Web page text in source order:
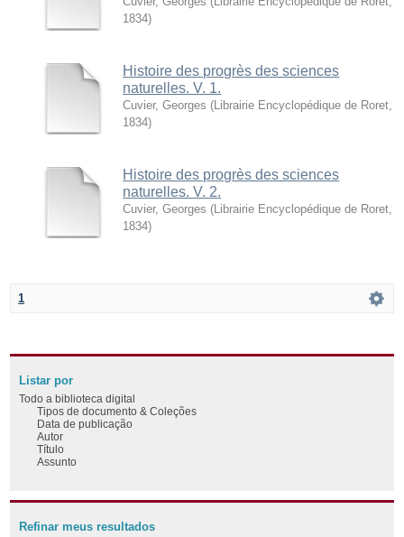
1834)
Histoire des progrès des sciences
naturelles. V. 1.
Cuvier, Georges ( Librairie Encyclopédique de Roret
1834)
Histoire des progrès des sciences
naturelles. V. 2.
Cuvier, Georges ( Librairie Encyclopédique de Roret
1834)
1
Listar por
Todo a biblioteca digital
Tipos de documento & Coleções
Data de publicação
Autor
Título
Assunto
Refinar meus resultados